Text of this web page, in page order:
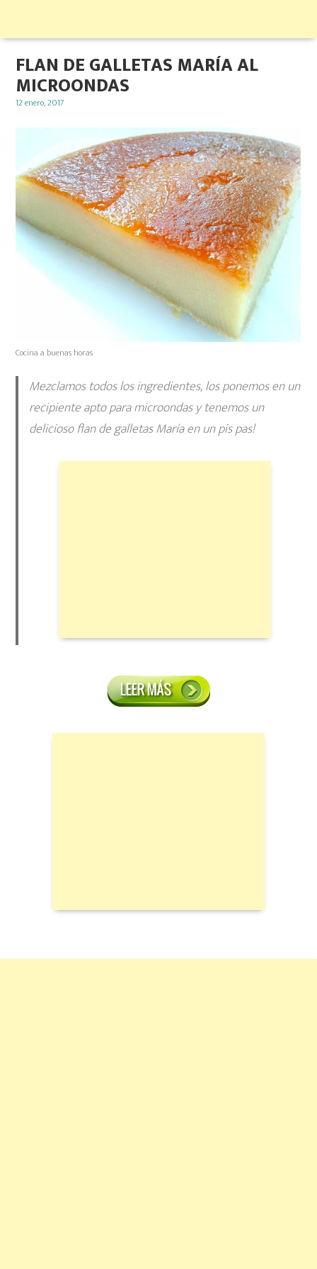
FLAN DE GALLETAS MARÍA AL
MICROONDAS
Posted
12 enero, 2017
Cocina a buenas horas
Mezclamos todos los ingredientes, los ponemos en un
recipiente apto para microondas y tenemos un
delicioso flan de galletas María en un pis pas!